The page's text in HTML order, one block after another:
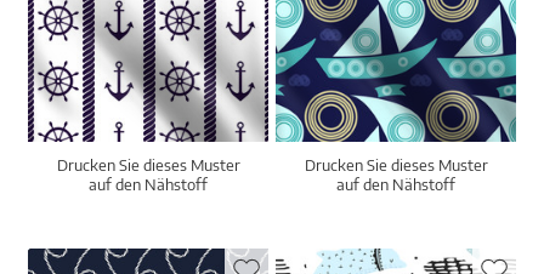
Drucken Sie dieses Muster
auf den Nähstoff
Drucken Sie dieses Muster
auf den Nähstoff